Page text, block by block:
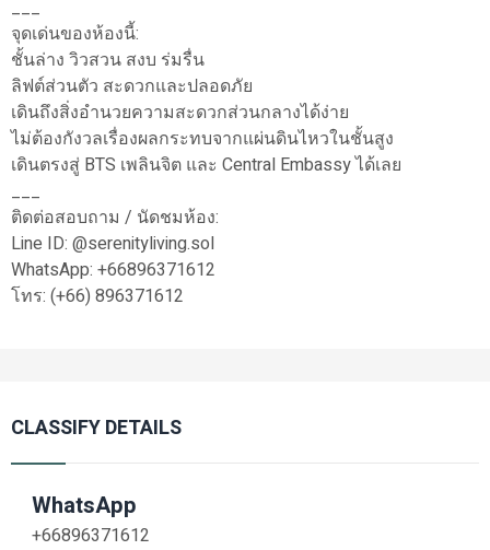
___
จุดเด่นของห้องนี้:
ชั้นล่าง วิวสวน สงบ ร่มรื่น
ลิฟต์ส่วนตัว สะดวกและปลอดภัย
เดินถึงสิ่งอำนวยความสะดวกส่วนกลางได้ง่าย
ไม่ต้องกังวลเรื่องผลกระทบจากแผ่นดินไหวในชั้นสูง
เดินตรงสู่ BTS เพลินจิต และ Central Embassy ได้เลย
___
ติดต่อสอบถาม / นัดชมห้อง:
Line ID: @serenityliving.sol
WhatsApp: +66896371612
โทร: (+66) 896371612
CLASSIFY DETAILS
WhatsApp
+66896371612